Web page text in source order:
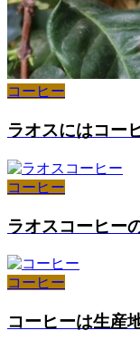
コーヒー
ラオスにはコー
コーヒー
ラオスコーヒー
コーヒー
コーヒーは生産